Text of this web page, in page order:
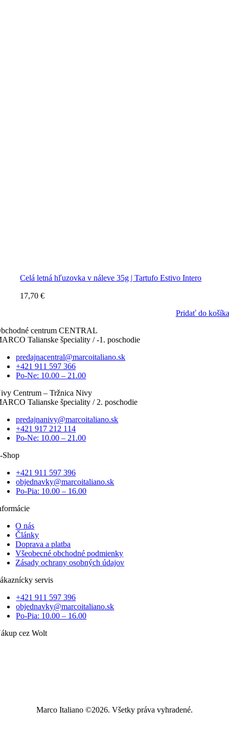
Celá letná hľuzovka v náleve 35g | Tartufo Estivo Intero
17,70€
Pridať do košíka
centrum CENTRAL
Talianske špeciality / -1. poschodie
predajnacentral@marcoitaliano.sk
+421 911 597 366
Po-Ne: 10.00 – 21.00
Centrum – Tržnica Nivy
Talianske špeciality / 2. poschodie
predajnanivy@marcoitaliano.sk
+421 917 212 114
Po-Ne: 10.00 – 21.00
Shop
+421 911 597 396
objednavky@marcoitaliano.sk
Po-Pia: 10.00 – 16.00
O nás
Články
Doprava a platba
Všeobecné obchodné podmienky
Zásady ochrany osobných údajov
servis
+421 911 597 396
objednavky@marcoitaliano.sk
Po-Pia: 10.00 – 16.00
cez Wolt
Marco Italiano ©2026. Všetky práva vyhradené.